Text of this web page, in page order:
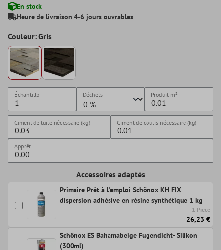
En stock
Heure de livraison 4-6 jours ouvrables
Couleur: Gris
Échantillo Déchets Produit m²
Ciment de tuile nécessaire (kg) Ciment de coulis nécessaire (kg)
Apprêt
Accessoires adaptés
Primaire Prêt à l'emploi Schönox KH FIX
dispersion adhésive en résine synthétique 1 kg
1 Pièce
26,23 €
Schönox ES Bahamabeige Fugendicht- Silikon
(300ml)